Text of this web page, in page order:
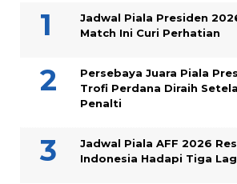
Jadwal Piala Presiden
Match Ini Curi Perhatian
Persebaya Juara Piala
Trofi Perdana Diraih
Penalti
Jadwal Piala AFF 2026
Indonesia Hadapi Tiga